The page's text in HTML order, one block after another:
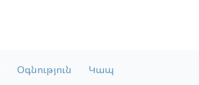
Օգնություն Կապ